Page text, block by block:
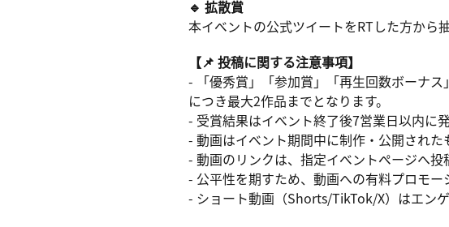
🔹 拡散賞
本イベントの公式ツイートをRTした方から
【📌 投稿に関する注意事項】
- 「優秀賞」「参加賞」「再生回数ボーナ
につき最大2作品までとなります。
- 受賞結果はイベント終了後7営業日以内に
- 動画はイベント期間中に制作・公開された
- 動画のリンクは、指定イベントページへ投
- 公平性を期すため、動画への有料プロモー
- ショート動画（Shorts/TikTok/X）はエン